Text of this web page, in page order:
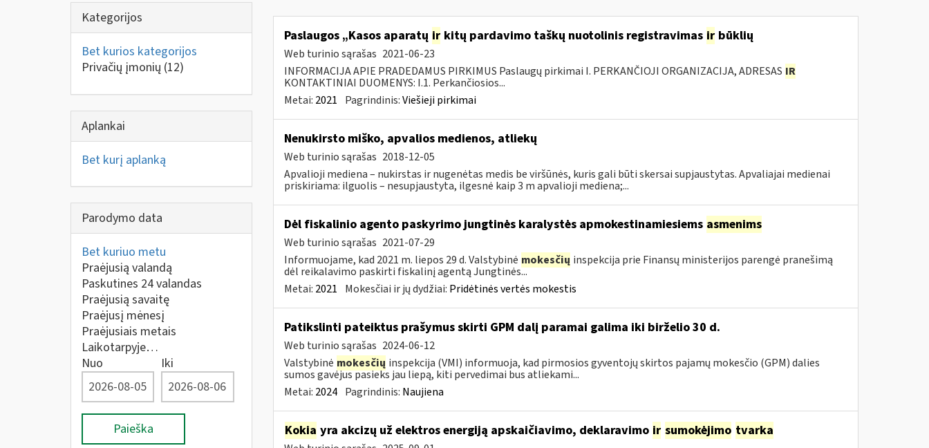
Kategorijos
Bet kurios kategorijos
Privačių įmonių (12)
Aplankai
Bet kurį aplanką
Parodymo data
Bet kuriuo metu
Praėjusią valandą
Paskutines 24 valandas
Praėjusią savaitę
Praėjusį mėnesį
Praėjusiais metais
Laikotarpyje…
Nuo
Iki
Paieška
Paslaugos „Kasos aparatų irkitų pardavimo taškų nuotolinis registravimas irbūklių
Web turinio sąrašas 2021-06-23
INFORMACIJA APIE PRADEDAMUS PIRKIMUS Paslaugų pirkimai I. PERKANČIOJI ORGANIZACIJA, ADRESAS IR
KONTAKTINIAI DUOMENYS: I.1. Perkančiosios...
Metai: 2021 Pagrindinis:Viešieji pirkimai
Nenukirsto miško, apvalios medienos, atliekų
Web turinio sąrašas 2018-12-05
Apvalioji mediena – nukirstas ir nugenėtas medis be viršūnės, kuris gali būti skersai supjaustytas. Apvaliajai medienai
priskiriama: ilguolis – nesupjaustyta, ilgesnė kaip 3 m apvalioji mediena;...
Dėl fiskalinio agento paskyrimo jungtinės karalystės apmokestinamiesiems asmenims
Web turinio sąrašas 2021-07-29
Informuojame, kad 2021 m. liepos 29 d. Valstybinė mokesčių inspekcija prie Finansų ministerijos parengė pranešimą
dėl reikalavimo paskirti fiskalinį agentą Jungtinės...
Metai: 2021 Mokesčiai ir jų dydžiai: Pridėtinės vertės mokestis
Patikslinti pateiktus prašymus skirti GPM dalį paramai galima iki birželio 30 d.
Web turinio sąrašas 2024-06-12
Valstybinė mokesčių inspekcija (VMI) informuoja, kad pirmosios gyventojų skirtos pajamų mokesčio (GPM) dalies
sumos gavėjus pasieks jau liepą, kiti pervedimai bus atliekami...
Metai: 2024 Pagrindinis: Naujiena
Kokia yra akcizų už elektros energiją apskaičiavimo, deklaravimo ir sumokėjimo tvarka